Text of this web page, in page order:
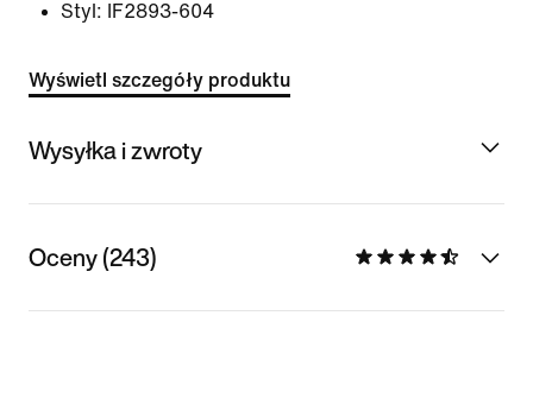
Styl:
IF2893-604
Wyświetl szczegóły produktu
Wysyłka i zwroty
Oceny (243)